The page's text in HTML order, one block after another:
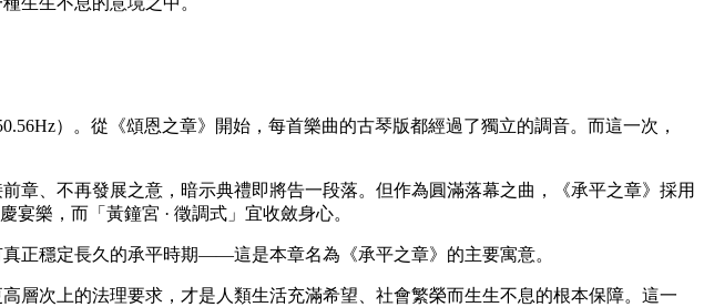
）。從《頌恩之章》開始，每首樂曲的古琴版都經過了獨立的調音。而這一次，
、不再發展之意，暗示典禮即將告一段落。但作為圓滿落幕之曲，《承平之章》採用
樂，而「黃鐘宮 · 徵調式」宜收斂身心。
正穩定長久的承平時期——這是本章名為《承平之章》的主要寓意。
層次上的法理要求，才是人類生活充滿希望、社會繁榮而生生不息的根本保障。這一